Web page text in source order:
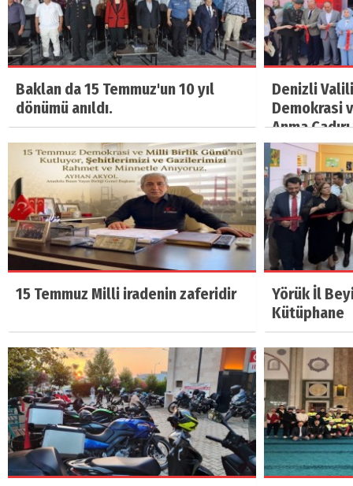
Baklan da 15 Temmuz'un 10 yıl
dönümü anıldı.
Denizli
Demokrasi
Anma
15 Temmuz Milli iradenin zaferidir
Yörük İl
Kütüphane